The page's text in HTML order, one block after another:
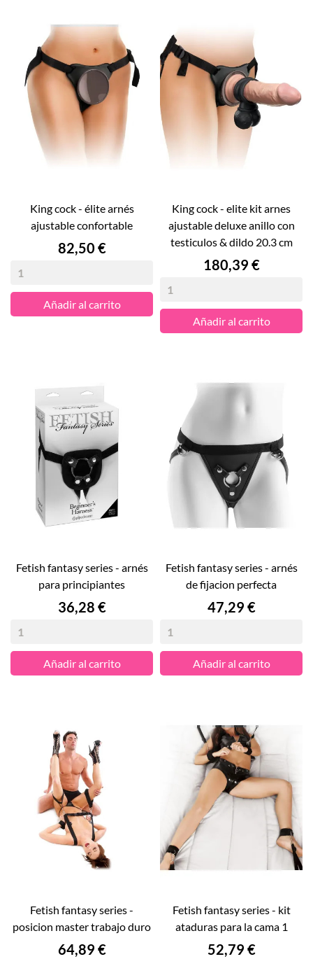
king cock - élite arnés
ajustable confortable
Precio
82,50 €
Añadir al carrito
king cock - elite kit arnes
ajustable deluxe anillo con
testiculos & dildo 20.3 cm
Precio
180,39 €
Añadir al carrito
fetish fantasy series - arnés
para principiantes
Precio
36,28 €
Añadir al carrito
fetish fantasy series - arnés
de fijacion perfecta
Precio
47,29 €
Añadir al carrito
fetish fantasy series -
posicion master trabajo duro
Precio
64,89 €
fetish fantasy series - kit
ataduras para la cama 1
Precio
52,79 €